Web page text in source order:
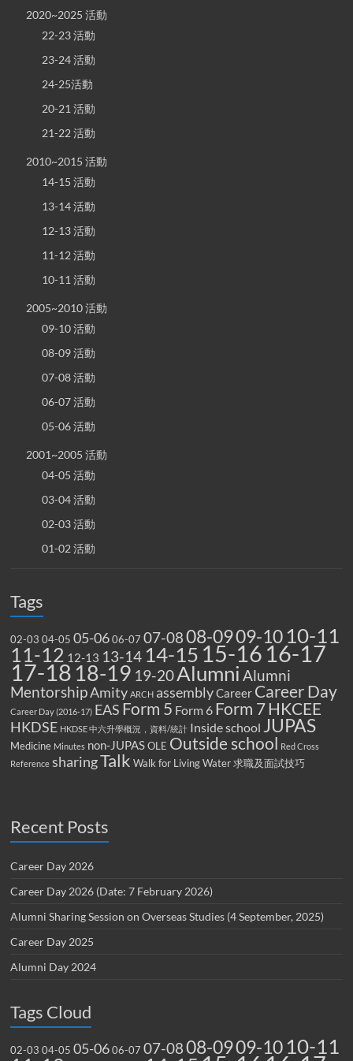
2020~2025 活動
22-23 活動
23-24 活動
24-25活動
20-21 活動
21-22 活動
2010~2015 活動
14-15 活動
13-14 活動
12-13 活動
11-12 活動
10-11 活動
2005~2010 活動
09-10 活動
08-09 活動
07-08 活動
06-07 活動
05-06 活動
2001~2005 活動
04-05 活動
03-04 活動
02-03 活動
01-02 活動
Tags
02-03 04-05 05-06 06-07 07-0808-0909-10 10-11
11-12 12-13 13-14 14-15 15-16 16-17
17-18 18-19 19-20Alumni Alumni
MentorshipAmity ARCH assemblyCareer Career Day
Career Day (2016-17) EAS Form 5 Form 6 Form 7HKCEE
HKDSE HKDSE 中六升學概況，資料/統計 Inside school JUPAS
Medicine Minutes non-JUPAS OLE Outside school
Red Cross
Reference sharingTalk Walk for Living Water 求職及面試技巧
Recent Posts
Career Day 2026
Career Day 2026 (Date: 7 February 2026)
Alumni Sharing Session on Overseas Studies (4 September, 2025)
Career Day 2025
Alumni Day 2024
Tags Cloud
02-03 04-05 05-06 06-07 07-0808-0909-10 10-11